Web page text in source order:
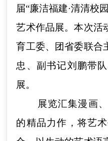
届“廉洁福建·清清校
艺术作品展。本次活
育工委、团省委联合
忠、副书记刘鹏带
展。
展览汇集漫画
的精品力作，将艺